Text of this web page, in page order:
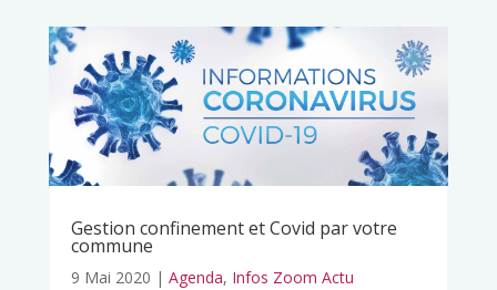
Gestion confinement et Covid par votre
commune
9 Mai 2020 | Agenda, Infos Zoom Actu